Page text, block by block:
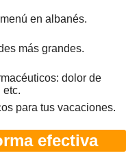
en albanés.
más grandes.
dolor de
etc.
para tus vacaciones.
efectiva